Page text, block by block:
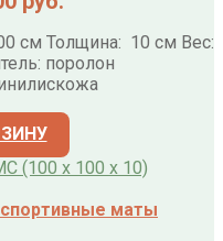
см Толщина: 10 см Вес:
поролон
маты